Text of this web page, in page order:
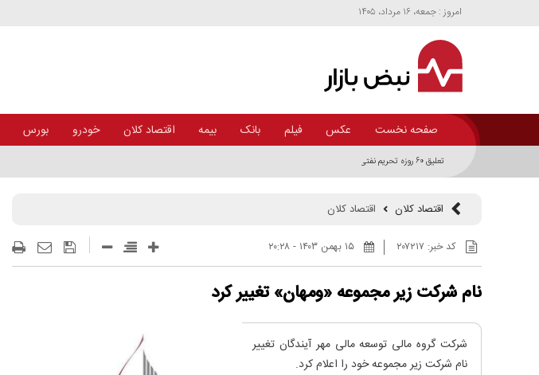
امروز : جمعه، ۱۶ مرداد، ۱۴۰۵
صفحه نخست عکس فیلم بانک بیمه اقتصاد کلان خودرو بورس
تعلیق ۶۰ روزه تحریم نفتی چه کمکی به سیستم های بانکی ایران و روابط بین المللی آنها دارد؟+اینفوگرافیک
اقتصاد کلان اقتصاد کلان
کد خبر:۲۰۷۲۱۷ ۱۵ بهمن ۱۴۰۳ - ۲۰:۲۸
نام شرکت زیر مجموعه «ومهان» تغییر کرد
شرکت گروه مالی توسعه مالی مهر آیندگان تغییر
نام شرکت زیر مجموعه خود را اعلام کرد.